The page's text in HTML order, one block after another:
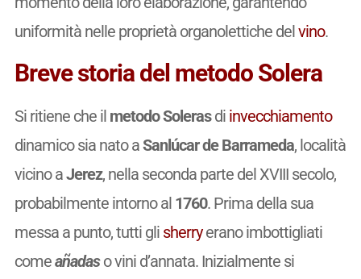
uniformità nelle proprietà organolettiche delvino.
Breve storia del metodo Solera
Si ritiene che il metodo Solerasdi invecchiamento
dinamico sia nato aSanlúcar de Barrameda, località
vicino aJerez, nella seconda parte del XVIII secolo,
probabilmente intorno al 1760. Prima della sua
messa a punto, tutti gli sherryerano imbottigliati
comeañadaso vini d’annata. Inizialmente si